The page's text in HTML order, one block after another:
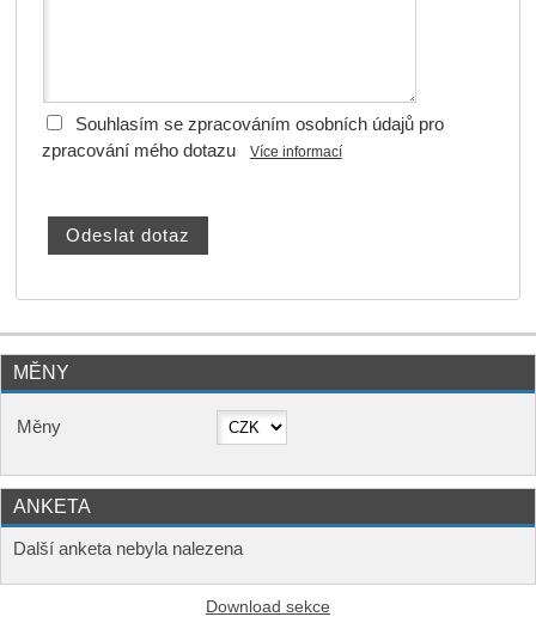
Souhlasím se zpracováním osobních údajů pro
zpracování mého dotazu
Více informací
MĚNY
Měny
ANKETA
Další anketa nebyla nalezena
Download sekce